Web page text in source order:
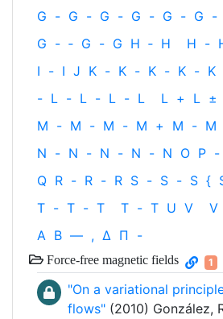
G - G - G - G - G - G -
G - ‐ G - G H ‐ H H -
I - I J K - K - K - K - K
- L - L - L - L L + L ±
M - M - M - M + M - M
N - N - N - N - N O P -
Q R - R - R S - S - S {
T - T - T T - T U V V
Α Β — , Δ Π -
Force-free magnetic fields 1
"On a variational
flows" (2010) González,